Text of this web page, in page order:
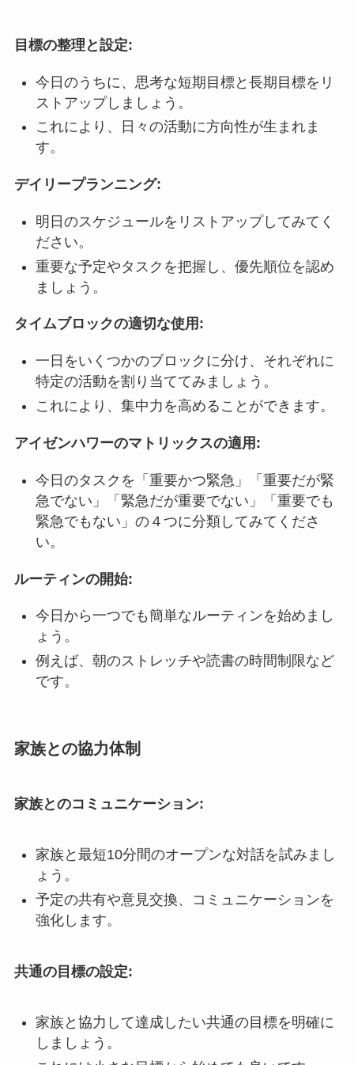
目標の整理と設定:
今日のうちに、思考な短期目標と長期目標をリ
ストアップしましょう。
これにより、日々の活動に方向性が生まれま
す。
デイリープランニング:
明日のスケジュールをリストアップしてみてく
ださい。
重要な予定やタスクを把握し、優先順位を認め
ましょう。
タイムブロックの適切な使用:
一日をいくつかのブロックに分け、それぞれに
特定の活動を割り当ててみましょう。
これにより、集中力を高めることができます。
アイゼンハワーのマトリックスの適用:
今日のタスクを「重要かつ緊急」「重要だが緊
急でない」「緊急だが重要でない」「重要でも
緊急でもない」の４つに分類してみてくださ
い。
ルーティンの開始:
今日から一つでも簡単なルーティンを始めまし
ょう。
例えば、朝のストレッチや読書の時間制限など
です。
家族との協力体制
家族とのコミュニケーション:
家族と最短10分間のオープンな対話を試みまし
ょう。
予定の共有や意見交換、コミュニケーションを
強化します。
共通の目標の設定:
家族と協力して達成したい共通の目標を明確に
しましょう。